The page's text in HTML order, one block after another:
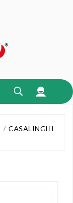
CASALINGHI